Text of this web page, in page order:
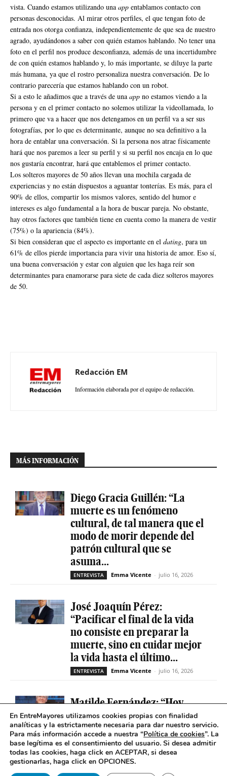
vista. Cuando estamos utilizando una app entablamos contacto con
personas desconocidas. Al mirar otros perfiles, el que tengan foto de
entrada nos otorga confianza, independientemente de que sea de nuestro
agrado, ayudándonos a saber con quién estamos hablando. No tener una
foto en el perfil nos produce desconfianza, además de una incertidumbre
de con quién estamos hablando y, lo más importante, se diluye la parte
más humana, ya que el rostro personaliza nuestra conversación. De lo
contrario parecería que estamos hablando con un robot.
Si a esto le añadimos que a través de una app no estamos viendo a la
persona y en el primer contacto no solemos utilizar la videollamada, lo
primero que va a hacer que nos detengamos en un perfil va a ser sus
fotografías, por lo que es determinante, aunque no sea definitivo a la
hora de entablar una conversación. Si la persona nos atrae físicamente
hará que nos paremos a leer su perfil y si su perfil nos encaja en lo que
nos gustaría encontrar, hará que entablemos el primer contacto.
Los solteros mayores de 50 años llevan una mochila cargada de
experiencias y no están dispuestos a aguantar tonterías. Es más, para el
90% de ellos, compartir los mismos valores, sentido del humor e
intereses es algo fundamental a la hora de buscar pareja. No obstante,
hay otros factores que también tiene en cuenta como la manera de vestir
(75%) o la apariencia (84%).
Si bien consideran que el aspecto es importante en el dating, para un
61% de ellos pierde importancia para vivir una historia de amor. Eso sí,
una buena conversación y estar con alguien que les haga reír son
determinantes para enamorarse para siete de cada diez solteros mayores
de 50.
Redacción EM
Información elaborada por el equipo de redacción.
MÁS INFORMACIÓN
Diego Gracia Guillén: “La
muerte es un fenómeno
cultural, de tal manera que el
modo de morir depende del
patrón cultural que se
asuma...
ENTREVISTA Emma Vicente - julio 16, 2026
José Joaquín Pérez:
“Pacificar el final de la vida
no consiste en preparar la
muerte, sino en cuidar mejor
la vida hasta el último...
ENTREVISTA Emma Vicente - julio 16, 2026
Matilde Fernández: “Hoy
conocemos mucho mejor la
soledad que molesta y duele y
nuestro observatorio ha sido
decisivo”
Marta S. Massó - junio 8, 2026
En EntreMayores utilizamos cookies propias con finalidad
analíticas y la estrictamente necesaria para dar nuestro servicio.
Para más información accede a nuestra “Política de cookies”. La
base legítima es el consentimiento del usuario. Si desea admitir
todas las cookies, haga click en ACEPTAR, si desea
gestionarlas, haga click en OPCIONES.